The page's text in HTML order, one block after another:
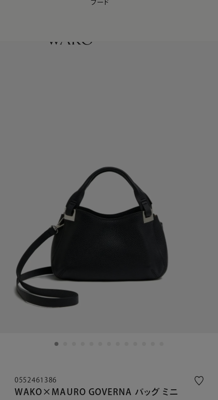
【会員様限定】夏のプレゼントキャンペーン開催中
フード
0552461386
WAKO×MAURO GOVERNA バッグ ミニ